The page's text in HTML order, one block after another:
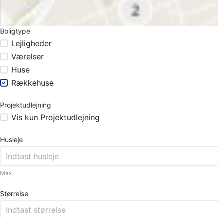
Boligtype
Lejligheder
Værelser
Huse
Rækkehuse
Projektudlejning
Vis kun Projektudlejning
Husleje
Max.
Størrelse